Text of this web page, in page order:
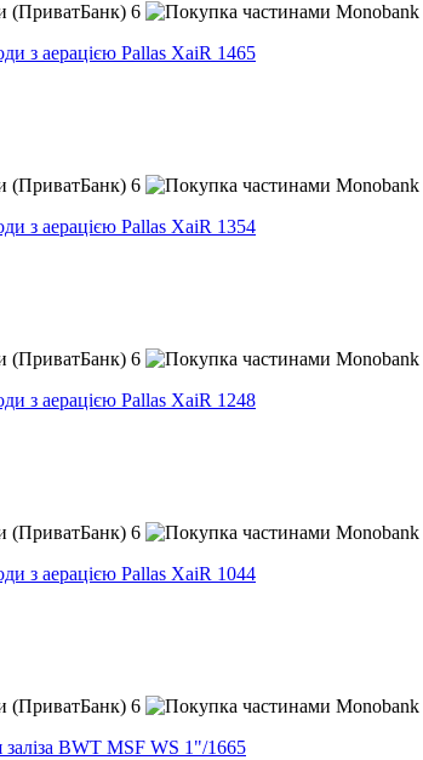
6
з аерацією Pallas XaiR 1465
6
з аерацією Pallas XaiR 1354
6
з аерацією Pallas XaiR 1248
6
з аерацією Pallas XaiR 1044
6
заліза BWT MSF WS 1"/1665